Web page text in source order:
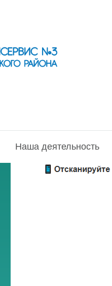
Наша деятельность